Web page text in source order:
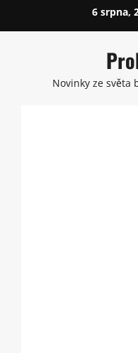
6 srpna,
Novinky ze světa